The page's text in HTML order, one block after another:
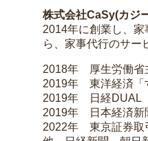
株式会社CaSy(カジ
2014年に創業し、
ら、家事代行のサー
2018年 厚生労働省
2019年 東洋経済「
2019年 日経DUAL
2019年 日本経済新
2022年 東京証券取